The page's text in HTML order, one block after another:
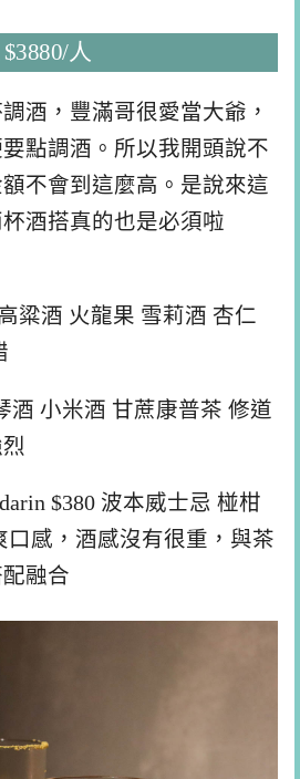
人
酒，豐滿哥很愛當大爺，
點調酒。所以我開頭說不
不會到這麼高。是說來這
酒搭真的也是必須啦
粱酒 火龍果 雪莉酒 杏仁
酒 小米酒 甘蔗康普茶 修道
$380 波本威士忌 椪柑
口感，酒感沒有很重，與茶
融合